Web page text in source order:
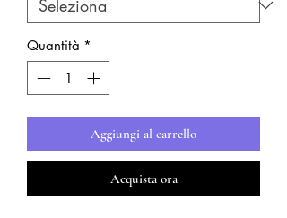
Quantità *
Aggiungi al carrello
Acquista ora